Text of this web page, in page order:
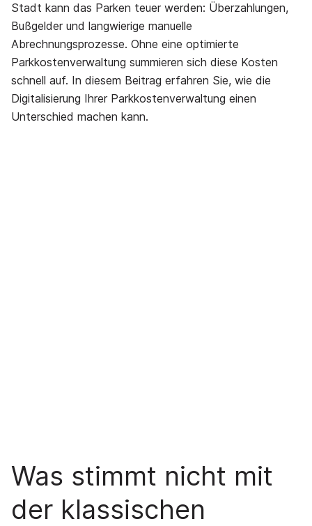
Stadt kann das Parken teuer werden: Überzahlungen,
Bußgelder und langwierige manuelle
Abrechnungsprozesse. Ohne eine optimierte
Parkkostenverwaltung summieren sich diese Kosten
schnell auf. In diesem Beitrag erfahren Sie, wie die
Digitalisierung Ihrer Parkkostenverwaltung einen
Unterschied machen kann.
Was stimmt nicht mit
der klassischen